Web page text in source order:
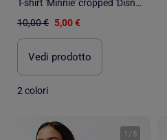
T-shirt 'Minnie' cropped 'Disney'
10,00 € 5,00 €
Vedi prodotto
2 colori
1 / 5